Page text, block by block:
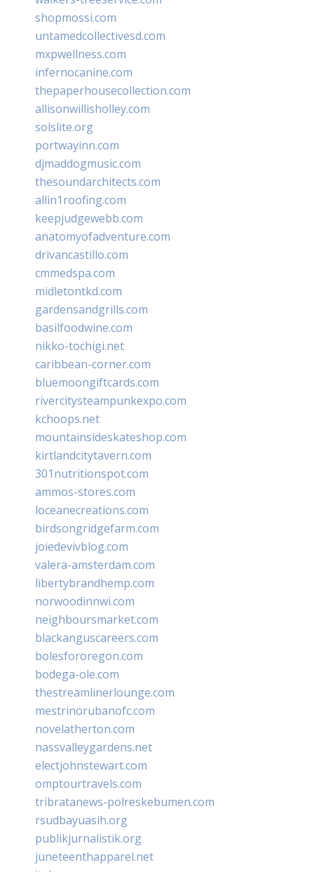
shopmossi.com
untamedcollectivesd.com
mxpwellness.com
infernocanine.com
thepaperhousecollection.com
allisonwillisholley.com
solslite.org
portwayinn.com
djmaddogmusic.com
thesoundarchitects.com
allin1roofing.com
keepjudgewebb.com
anatomyofadventure.com
drivancastillo.com
cmmedspa.com
midletontkd.com
gardensandgrills.com
basilfoodwine.com
nikko-tochigi.net
caribbean-corner.com
bluemoongiftcards.com
rivercitysteampunkexpo.com
kchoops.net
mountainsideskateshop.com
kirtlandcitytavern.com
301nutritionspot.com
ammos-stores.com
loceanecreations.com
birdsongridgefarm.com
joiedevivblog.com
valera-amsterdam.com
libertybrandhemp.com
norwoodinnwi.com
neighboursmarket.com
blackanguscareers.com
bolesfororegon.com
bodega-ole.com
thestreamlinerlounge.com
mestrinorubanofc.com
novelatherton.com
nassvalleygardens.net
electjohnstewart.com
omptourtravels.com
tribratanews-polreskebumen.com
rsudbayuasih.org
publikjurnalistik.org
juneteenthapparel.net